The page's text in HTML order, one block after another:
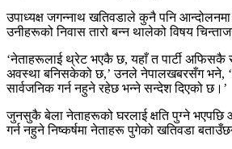
उपाध्यक्ष जगन्नाथ खतिवडाले कुनै पनि
उनीहरूको निवास तारो बन्न थालेको विषय
‘नेताहरूलाई थ्रेट भएकै छ, यहाँ त पार्टी अफिसकै
अवस्था बनिसकेको छ,’ उनले नेपालखबरसँग भने,
सार्वजनिक गर्न नहुने रहेछ भन्ने सन्देश दिएको छ।’
जुनसुकै बेला नेताहरूको घरलाई क्षति पुग्ने
गर्न नहुने निष्कर्षमा नेताहरू पुगेको खतिवडा